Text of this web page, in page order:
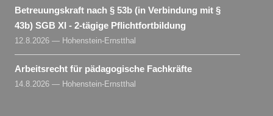
Betreuungskraft nach § 53b (in Verbindung mit §
43b) SGB XI - 2-tägige Pflichtfortbildung
12.8.2026 — Hohenstein-Ernstthal
Arbeitsrecht für pädagogische Fachkräfte
14.8.2026 — Hohenstein-Ernstthal